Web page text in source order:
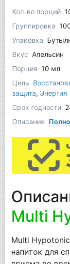
Кол-во порций
Группировка
Упаковка
Вкус Апельсин
Порция 10 мл
Цель
защита, Энергия
Срок годности
Описание
Multi
Multi
напиток для